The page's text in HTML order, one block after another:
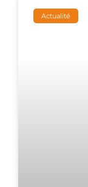
Actualité